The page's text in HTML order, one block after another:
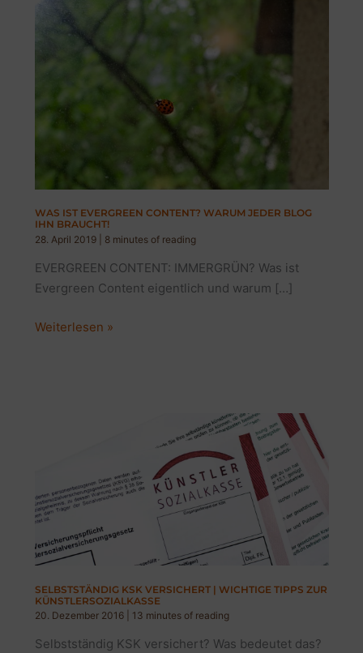
WAS IST EVERGREEN CONTENT? WARUM JEDER BLOG
IHN BRAUCHT!
28. April 2019
8 minutes of reading
EVERGREEN CONTENT: IMMERGRÜN? Was ist
Evergreen Content eigentlich und warum […]
WAS
BRAUCHT!
Weiterlesen »
SELBSTSTÄNDIG KSK VERSICHERT | WICHTIGE TIPPS ZUR
KÜNSTLERSOZIALKASSE
20. Dezember 2016
13 minutes of reading
Selbstständig KSK versichert? Was bedeutet das?